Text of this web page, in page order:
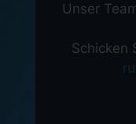
Unser
Schicken